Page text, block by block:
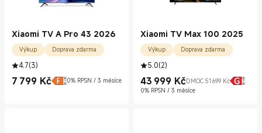
Xiaomi TV A Pro 43 2026
Výkup Doprava zdarma
4.7(3)
7 799 Kč
Current Price Kč7799.000% RPSN / 3 měsíce
Xiaomi TV Max 100 2025
Výkup Doprava zdarma
5.0(2)
43 999 Kč
Current Price Kč43999.00
DMOC 51 699 Kč
Doporučená cena 51 699 Kč
0% RPSN / 3 měsíce